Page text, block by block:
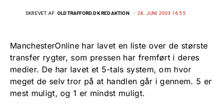
SKREVET AF OLDTRAFFORD.DK REDAKTION 28. JUNI 2003 16:55
ManchesterOnline har lavet en liste over de største
transfer rygter, som pressen har fremført i deres
medier. De har lavet et 5-tals system, om hvor
meget de selv tror på at handlen går i gennem. 5 er
mest muligt, og 1 er mindst muligt.